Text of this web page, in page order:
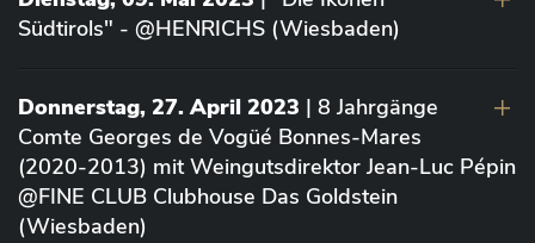
Südtirols" - @HENRICHS (Wiesbaden)
Donnerstag, 27. April 2023 | 8 Jahrgänge
Comte Georges de Vogüé Bonnes-Mares
(2020-2013) mit Weingutsdirektor Jean-Luc Pépin
@FINE CLUB Clubhouse Das Goldstein
(Wiesbaden)